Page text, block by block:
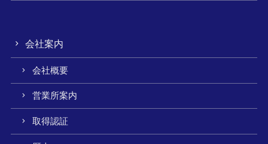
会社案内
会社概要
営業所案内
取得認証